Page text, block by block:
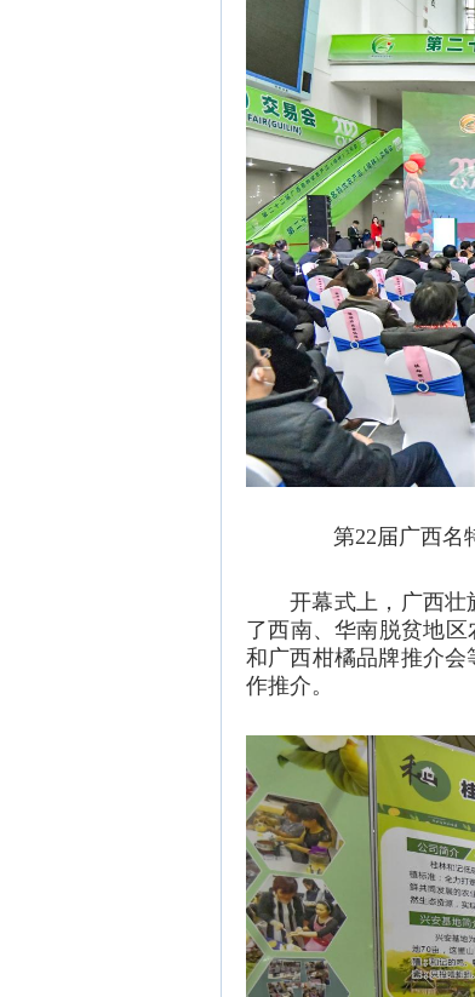
第22届广西名
开幕式上，广西
了西南、华南脱贫地
和广西柑橘品牌推介
作推介。